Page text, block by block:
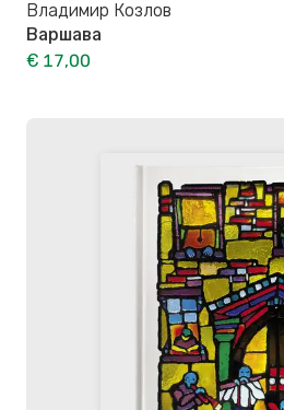
Владимир Козлов
Варшава
€ 17,00